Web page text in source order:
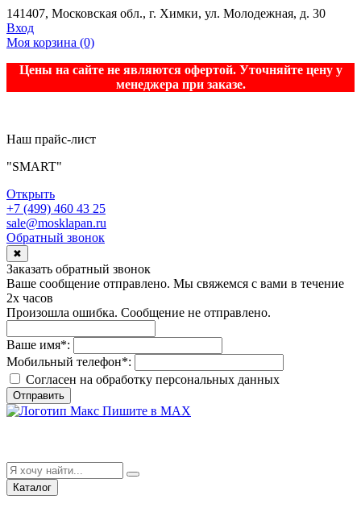
141407, Московская обл., г. Химки, ул. Молодежная, д. 30
Вход
Моя корзина (0)
Цены на сайте не являются офертой. Уточняйте цену у
менеджера при заказе.
Наш прайс-лист
"SMART"
Открыть
+7 (499) 460 43 25
sale@mosklapan.ru
Обратный звонок
✖
Заказать обратный звонок
Ваше сообщение отправлено. Мы свяжемся с вами в течение
2х часов
Произошла ошибка. Сообщение не отправлено.
Ваше имя*:
Мобильный телефон*:
Согласен на обработку персональныx данных
Отправить
Пишите в MAX
Каталог